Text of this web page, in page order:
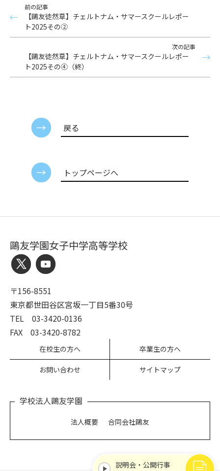
前の記事
【鷗友徒然草】チェルトナム・サマースクールレポー
ト2025その②
次の記事
【鷗友徒然草】チェルトナム・サマースクールレポー
ト2025その④（終）
戻る
トップページへ
鷗友学園女子中学高等学校
〒156-8551
東京都世田谷区宮坂一丁目5番30号
TEL 03-3420-0136
FAX 03-3420-8782
在校生の方へ 卒業生の方へ
お問い合わせ サイトマップ
学校法人鷗友学園
法人概要 合同会社鷗友
説明会・公開行事